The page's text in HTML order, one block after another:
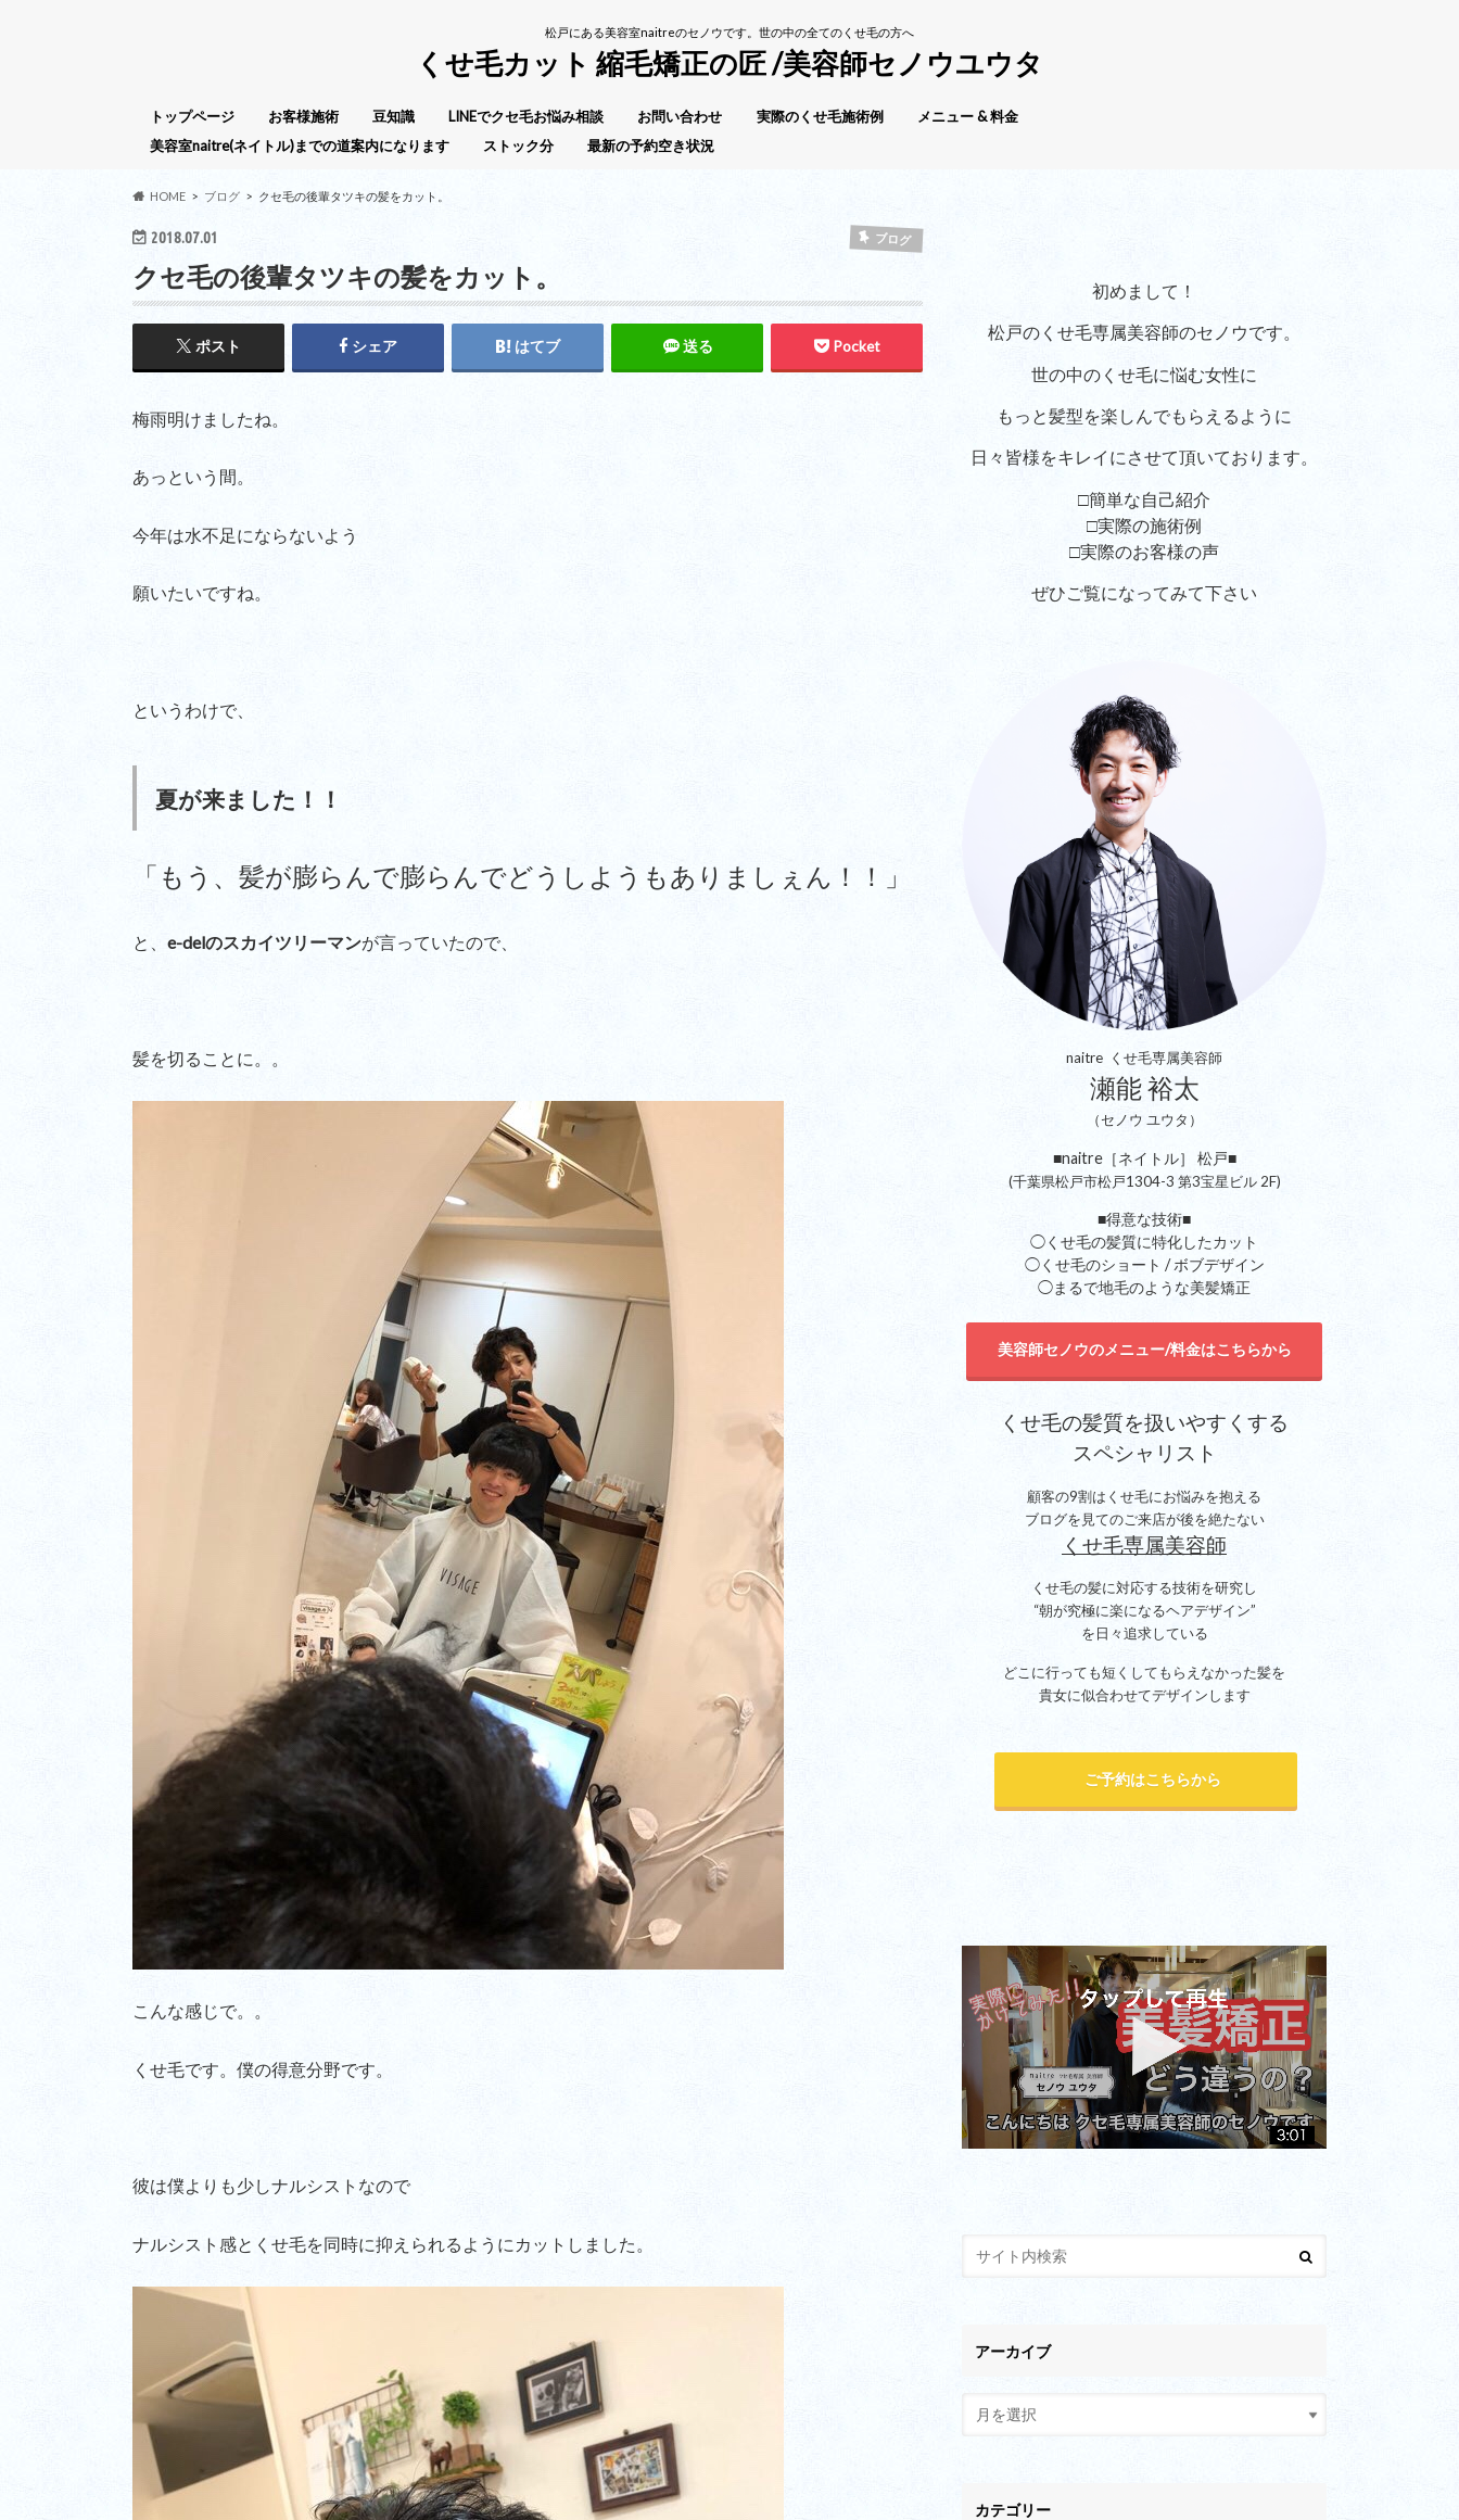
松戸にある美容室naitreのセノウです。世の中の全てのくせ毛の方へ
くせ毛カット 縮毛矯正の匠 /美容師セノウユウタ
トップページ お客様施術 豆知識 LINEでクセ毛お悩み相談 お問い合わせ 実際のくせ毛施術例
メニュー & 料金
美容室naitre(ネイトル)までの道案内になります
ストック分 最新の予約空き状況
HOME ブログ クセ毛の後輩タツキの髪をカット。
2018.07.01 ブログ
クセ毛の後輩タツキの髪をカット。
ポスト シェア はてブ 送る Pocket
梅雨明けましたね。
あっという間。
今年は水不足にならないよう
願いたいですね。
というわけで、
夏が来ました！！
「もう、髪が膨らんで膨らんでどうしようもありましぇん！！」
と、 e-delのスカイツリーマンが言っていたので、
髪を切ることに。。
こんな感じで。。
くせ毛です。僕の得意分野です。
彼は僕よりも少しナルシストなので
ナルシスト感とくせ毛を同時に抑えられるようにカットしました。
初めまして！
松戸のくせ毛専属美容師のセノウです。
世の中のくせ毛に悩む女性に
もっと髪型を楽しんでもらえるように
日々皆様をキレイにさせて頂いております。
□簡単な自己紹介
□実際の施術例
□実際のお客様の声
ぜひご覧になってみて下さい
naitre くせ毛専属美容師
瀬能 裕太
（セノウ ユウタ）
■naitre［ネイトル］ 松戸■
(千葉県松戸市松戸1304-3 第3宝星ビル 2F)
■得意な技術■
◯くせ毛の髪質に特化したカット
◯くせ毛のショート / ボブデザイン
◯まるで地毛のような美髪矯正
美容師セノウのメニュー/料金はこちらから
くせ毛の髪質を扱いやすくする
スペシャリスト
顧客の9割はくせ毛にお悩みを抱える
ブログを見てのご来店が後を絶たない
くせ毛専属美容師
くせ毛の髪に対応する技術を研究し
“朝が究極に楽になるヘアデザイン”
を日々追求している
どこに行っても短くしてもらえなかった髪を
貴女に似合わせてデザインします
ご予約はこちらから
アーカイブ
カテゴリー